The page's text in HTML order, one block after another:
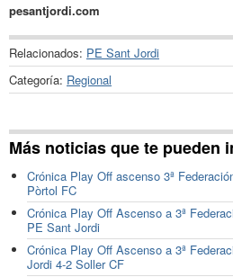
pesantjordi.com
Relacionados: PE Sant Jordi
Categoría: Regional
Más noticias que te pueden
Crónica Play Off ascenso 3ª
Pòrtol FC
Crónica Play Off Ascenso a 3ª
PE Sant Jordi
Crónica Play Off Ascenso a 3ª
Jordi 4-2 Soller CF